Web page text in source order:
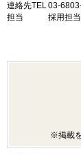
連絡先TEL03-
担当
採用担当
※掲載